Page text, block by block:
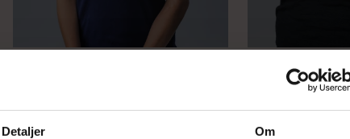
Detaljer Om
hgald@himgym.dk
Anne-Mette
Bioteknologi – Kemi –
hgamn@himgym.dk